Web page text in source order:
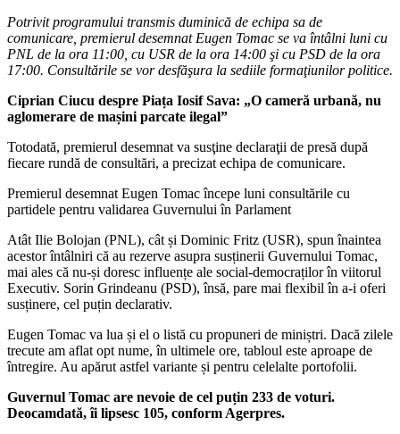
Potrivit programului transmis duminică de echipa sa de
comunicare, premierul desemnat Eugen Tomac se va întâlni luni cu
PNL de la ora 11:00, cu USR de la ora 14:00 şi cu PSD de la ora
17:00. Consultările se vor desfăşura la sediile formaţiunilor politice.
Ciprian Ciucu despre Piața Iosif Sava: „O cameră urbană, nu
aglomerare de mașini parcate ilegal”
Totodată, premierul desemnat va susţine declaraţii de presă după
fiecare rundă de consultări, a precizat echipa de comunicare.
Premierul desemnat Eugen Tomac începe luni consultările cu
partidele pentru validarea Guvernului în Parlament
Atât Ilie Bolojan (PNL), cât și Dominic Fritz (USR), spun înaintea
acestor întâlniri că au rezerve asupra susținerii Guvernului Tomac,
mai ales că nu-și doresc influențe ale social-democraților în viitorul
Executiv. Sorin Grindeanu (PSD), însă, pare mai flexibil în a-i oferi
susținere, cel puțin declarativ.
Eugen Tomac va lua și el o listă cu propuneri de miniștri. Dacă zilele
trecute am aflat opt nume, în ultimele ore, tabloul este aproape de
întregire. Au apărut astfel variante și pentru celelalte portofolii.
Guvernul Tomac are nevoie de cel puțin 233 de voturi.
Deocamdată, îi lipsesc 105, conform Agerpres.